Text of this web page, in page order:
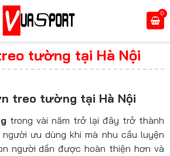
0
tường tại Hà Nội
treo tường tại Hà Nội
trong vài năm trở lại đây trở thành
ưu dùng khi mà nhu cầu luyện
người dần được hoàn thiện hơn và